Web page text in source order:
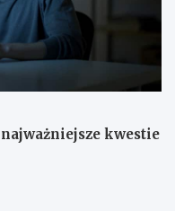
kwestie